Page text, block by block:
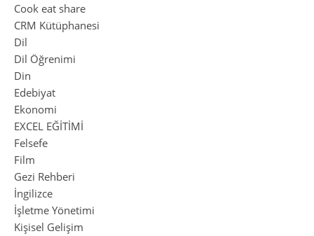
Cook eat share
CRM Kütüphanesi
Dil
Dil Öğrenimi
Din
Edebiyat
Ekonomi
EXCEL EĞİTİMİ
Felsefe
Film
Gezi Rehberi
İngilizce
İşletme Yönetimi
Kişisel Gelişim